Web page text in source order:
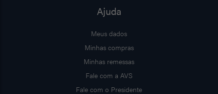
Ajuda
Meus dados
Minhas compras
Minhas remessas
Fale com a AVS
Fale com o Presidente